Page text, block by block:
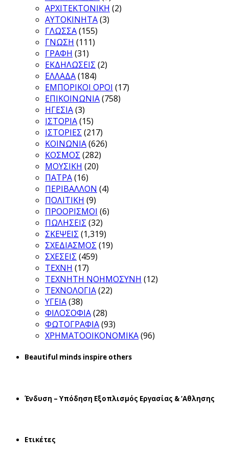
ΑΡΧΙΤΕΚΤΟΝΙΚΗ (2)
ΑΥΤΟΚΙΝΗΤΑ(3)
ΓΛΩΣΣΑ(155)
ΓΝΩΣΗ (111)
ΓΡΑΦΗ (31)
ΕΚΔΗΛΩΣΕΙΣ (2)
ΕΛΛΑΔΑ(184)
ΕΜΠΟΡΙΚΟΙ ΟΡΟΙ (17)
ΕΠΙΚΟΙΝΩΝΙΑ(758)
ΗΓΕΣΙΑ(3)
ΙΣΤΟΡΙΑ(15)
ΙΣΤΟΡΙΕΣ (217)
ΚΟΙΝΩΝΙΑ(626)
ΚΟΣΜΟΣ (282)
ΜΟΥΣΙΚΗ (20)
ΠΑΤΡΑ(16)
ΠΕΡΙΒΑΛΛΟΝ (4)
ΠΟΛΙΤΙΚΗ (9)
ΠΡΟΟΡΙΣΜΟΙ (6)
ΠΩΛΗΣΕΙΣ (32)
ΣΚΕΨΕΙΣ (1,319)
ΣΧΕΔΙΑΣΜΟΣ (19)
ΣΧΕΣΕΙΣ (459)
ΤΕΧΝΗ (17)
ΤΕΧΝΗΤΗ ΝΟΗΜΟΣΥΝΗ (12)
ΤΕΧΝΟΛΟΓΙΑ(22)
ΥΓΕΙΑ(38)
ΦΙΛΟΣΟΦΙΑ(28)
ΦΩΤΟΓΡΑΦΙΑ(93)
ΧΡΗΜΑΤΟΟΙΚΟΝΟΜΙΚΑ(96)
Beautiful minds inspire others
Ένδυση – Υπόδηση Εξοπλισμός Εργασίας & ‘Aθλησης
Ετικέτες